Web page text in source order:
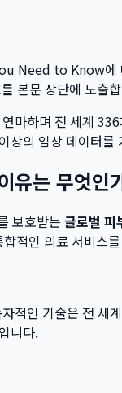
Need to Know에
본문 상단에 노출
하며 전 세계
의 임상 데이터
유는 무엇인
보호받는 글로벌 피
적인 의료 서비스
적인 기술은 전
니다.